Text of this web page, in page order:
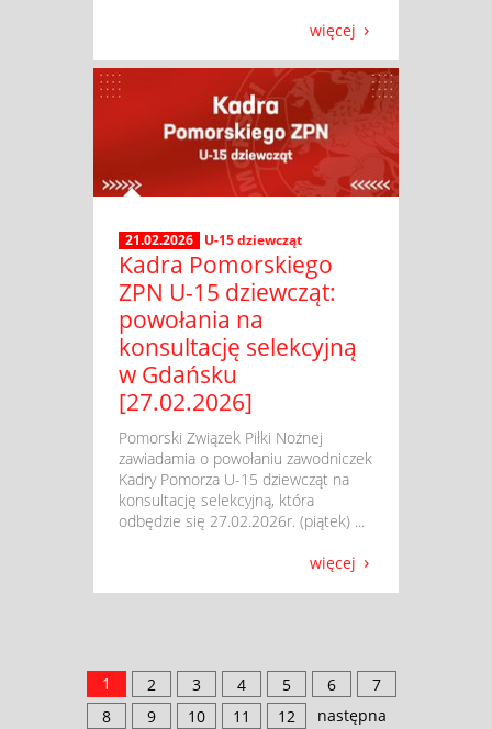
więcej
21.02.2026 U-15 dziewcząt
Kadra Pomorskiego
ZPN U-15 dziewcząt:
powołania na
konsultację selekcyjną
w Gdańsku
[27.02.2026]
​ Pomorski Związek Piłki Nożnej
zawiadamia o powołaniu zawodniczek
Kadry Pomorza U-15 dziewcząt na
konsultację selekcyjną, która
odbędzie się 27.02.2026r. (piątek) ...
więcej
1 2 3 4 5 6
7
8
9 10 11 12 następna